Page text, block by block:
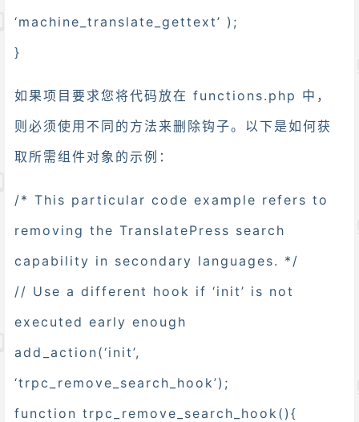
‘machine_translate_gettext’ );
}
如果项目要求您将代码放在 functions.php 中，
则必须使用不同的方法来删除钩子。以下是如何获
取所需组件对象的示例：
/* This particular code example refers to
removing the TranslatePress search
capability in secondary languages. */
// Use a different hook if ‘init’ is not
executed early enough
add_action(‘init’,
‘trpc_remove_search_hook’);
function trpc_remove_search_hook(){